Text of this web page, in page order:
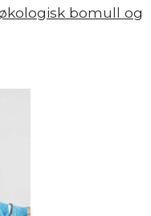
bomull og